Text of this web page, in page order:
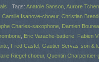
Tags: Anatole Sanson Aurore
Camille Isanove-choeur, Christian
Charles-saxophone Damien
Eric Varache-batterie Fabien
Fred Castel Gautier Servas-son &
Riegel-choeur, Quentin Charpentier-